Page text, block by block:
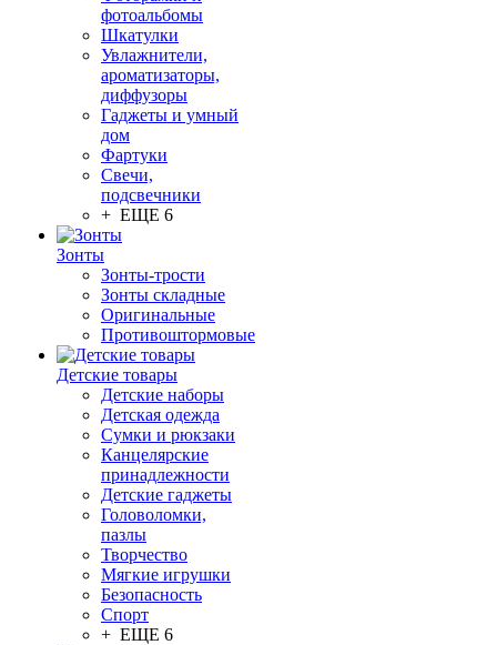
фотоальбомы
Шкатулки
Увлажнители,
ароматизаторы,
диффузоры
Гаджеты и умный
дом
Фартуки
Свечи,
подсвечники
+ ЕЩЕ 6
Зонты
Зонты-трости
Зонты складные
Оригинальные
Противоштормовые
Детские товары
Детские наборы
Детская одежда
Сумки и рюкзаки
Канцелярские
принадлежности
Детские гаджеты
Головоломки,
пазлы
Творчество
Мягкие игрушки
Безопасность
Спорт
+ ЕЩЕ 6